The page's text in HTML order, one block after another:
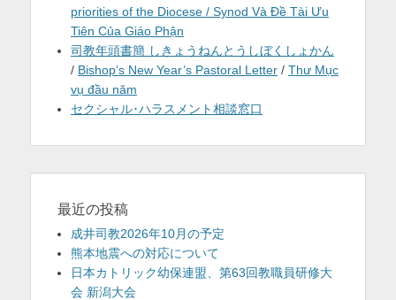
priorities of the Diocese / Synod Và Đề Tài Ưu
Tiên Của Giáo Phận
司教年頭書簡 しきょうねんとうしぼくしょかん
/ Bishop’s New Year’s Pastoral Letter / Thư Mục
vụ đầu năm
セクシャル･ハラスメント相談窓口
最近の投稿
成井司教2026年10月の予定
熊本地震への対応について
日本カトリック幼保連盟、第63回教職員研修大
会 新潟大会